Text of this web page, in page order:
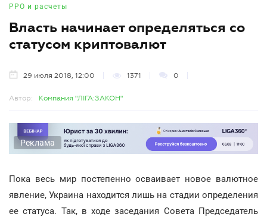
РРО и расчеты
Власть начинает определяться со
статусом криптовалют
29 июля 2018, 12:00 1371 0
Автор: Компания "ЛІГА:ЗАКОН"
Реклама
Пока весь мир постепенно осваивает новое валютное
явление, Украина находится лишь на стадии определения
ее статуса. Так, в ходе заседания Совета Председатель